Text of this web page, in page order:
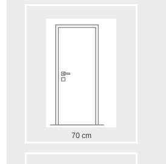
70 cm